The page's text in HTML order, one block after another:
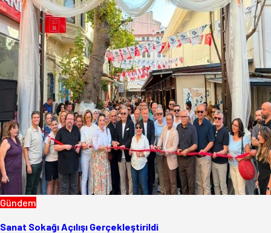
Gündem
Sanat Sokağı Açılışı Gerçekleştirildi